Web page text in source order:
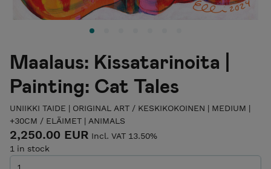
Maalaus: Kissatarinoita |
Painting: Cat Tales
UNIIKKI TAIDE | ORIGINAL ART / KESKIKOKOINEN | MEDIUM |
+30CM / ELÄIMET | ANIMALS
2,250.00 EUR Incl. VAT 13.50%
1 in stock